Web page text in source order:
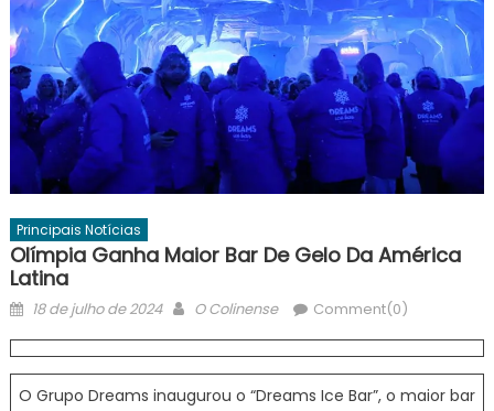
Principais Notícias
Olímpia Ganha Maior Bar De Gelo Da América
Latina
Posted
18 de julho de 2024 Author
O Colinense Comment(0)
O Grupo Dreams inaugurou o “Dreams Ice Bar”, o maior bar